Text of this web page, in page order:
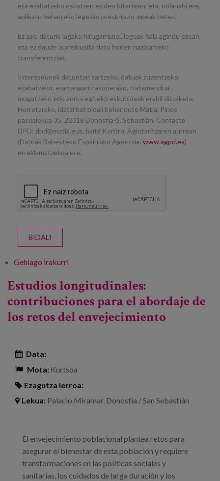
eta ezabatzeko eskatzen ez den bitartean, eta, nolanahi ere,
aplikatu beharreko legezko preskripzio-epeak betez.
Ez zaie daturik lagako hirugarrenei, legeak hala agindu ezean,
eta ez daude aurreikusita datu horien nazioarteko
transferentziak.
Interesdunek datuetan sartzeko, datuak zuzentzeko,
ezabatzeko, eramangarritasunerako, tratamendua
mugatzeko edo aurka egiteko eskubideak erabil ditzakete.
Horretarako, idatzi bat bidali behar dute Matia, Pinos
pasealekua 35, 20018 Donostia-S. Sebastián, Contacto
DPD: dpd@matia.eus. baita Kontrol Agintaritzaren aurrean
(Datuak Babesteko Espainiako Agentzia: www.agpd.es)
erreklamatzekoa ere.
BIDALI
Gehiago irakurri
Estudios longitudinales:
contribuciones para el abordaje de
los retos del envejecimiento
Data:
Mota: Kurtsoa
Ezagutza lerroa:
Lekua: Palacio Miramar. Donostia / San Sebastián
El envejecimiento poblacional plantea retos para
asegurar el bienestar de esta población y requiere
transformaciones en las políticas sociales y
sanitarias, los cuidados de larga duración y los